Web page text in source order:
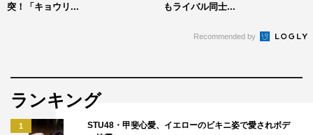
突！「キョウリ...
もライバル同士...
Recommended by
ランキング
1
STU48・甲斐心愛、イエローのビキニ姿で愛されボデ